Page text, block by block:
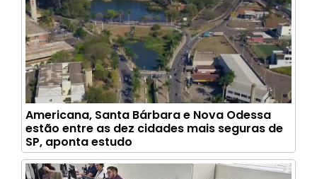
Americana, Santa Bárbara e Nova Odessa
estão entre as dez cidades mais seguras de
SP, aponta estudo